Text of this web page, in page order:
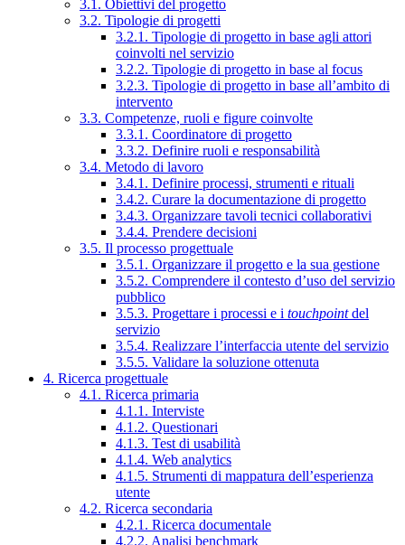
3.1. Obiettivi del progetto
3.2. Tipologie di progetti
3.2.1. Tipologie di progetto in base agli attori
coinvolti nel servizio
3.2.2. Tipologie di progetto in base al focus
3.2.3. Tipologie di progetto in base all’ambito di
intervento
3.3. Competenze, ruoli e figure coinvolte
3.3.1. Coordinatore di progetto
3.3.2. Definire ruoli e responsabilità
3.4. Metodo di lavoro
3.4.1. Definire processi, strumenti e rituali
3.4.2. Curare la documentazione di progetto
3.4.3. Organizzare tavoli tecnici collaborativi
3.4.4. Prendere decisioni
3.5. Il processo progettuale
3.5.1. Organizzare il progetto e la sua gestione
3.5.2. Comprendere il contesto d’uso del servizio
pubblico
3.5.3. Progettare i processi e i touchpointdel
servizio
3.5.4. Realizzare l’interfaccia utente del servizio
3.5.5. Validare la soluzione ottenuta
4. Ricerca progettuale
4.1. Ricerca primaria
4.1.1. Interviste
4.1.2. Questionari
4.1.3. Test di usabilità
4.1.4. Web analytics
4.1.5. Strumenti di mappatura dell’esperienza
utente
4.2. Ricerca secondaria
4.2.1. Ricerca documentale
4.2.2. Analisi benchmark